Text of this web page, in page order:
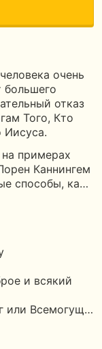
очень
большего
отказ
Того, Кто
Иисуса.
примерах
Каннингем
способы, ка…
и всякий
или Всемогущ…